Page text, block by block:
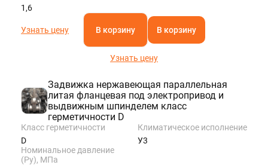
1,6
Узнать цену В корзину В корзину
Узнать цену
Задвижка нержавеющая параллельная
литая фланцевая под электропривод и
выдвижным шпинделем класс
герметичности D
Класс герметичности
D
Климатическое исполнение
У3
Номинальное давление
(Ру), МПа